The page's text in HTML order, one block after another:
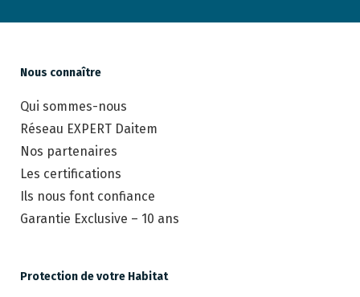
Nous connaître
Qui sommes-nous
Réseau EXPERT Daitem
Nos partenaires
Les certifications
Ils nous font confiance
Garantie Exclusive – 10 ans
Protection de votre Habitat